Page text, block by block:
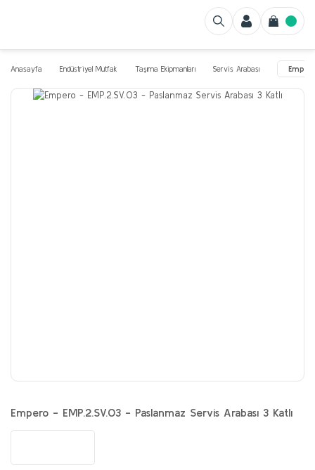
Anasayfa Endüstriyel Mutfak Taşıma Ekipmanları Servis Arabası
Empero - EMP.2.SV.03 - Paslanmaz Servis Arabası 3 Katlı